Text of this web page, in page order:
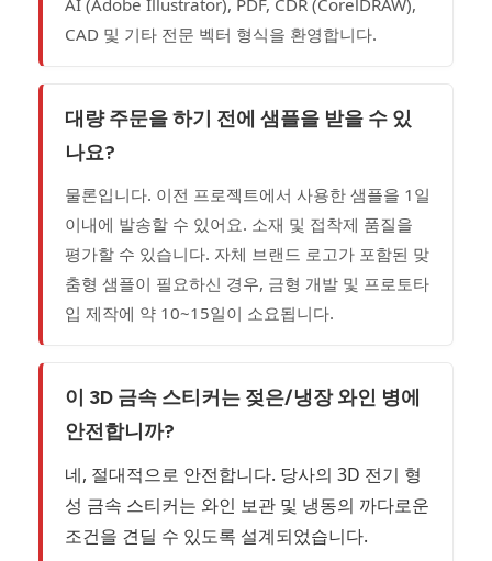
CAD 및 기타 전문 벡터 형식을 환영합니다.
대량 주문을 하기 전에 샘플을 받을 수 있
나요?
물론입니다. 이전 프로젝트에서 사용한 샘플을 1일
이내에 발송할 수 있어요. 소재 및 접착제 품질을
평가할 수 있습니다. 자체 브랜드 로고가 포함된 맞
춤형 샘플이 필요하신 경우, 금형 개발 및 프로토타
입 제작에 약 10~15일이 소요됩니다.
이 3D 금속 스티커는 젖은/냉장 와인 병에
안전합니까?
네, 절대적으로 안전합니다. 당사의 3D 전기 형
성 금속 스티커는 와인 보관 및 냉동의 까다로운
조건을 견딜 수 있도록 설계되었습니다.